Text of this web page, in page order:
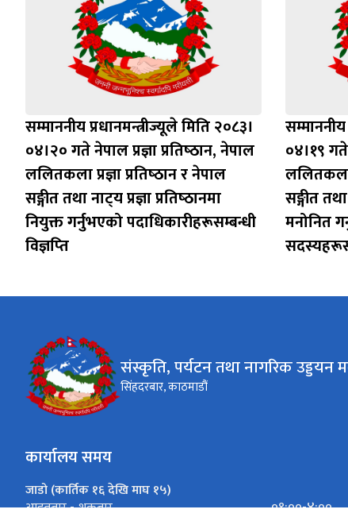
सम्माननीय प्रधानमन्त्रीज्यूले मिति २०८३।
०४।२० गते नेपाल प्रज्ञा प्रतिष्‍ठान, नेपाल
ललितकला प्रज्ञा प्रतिष्‍ठान र नेपाल
सङ्गीत तथा नाट्‍य प्रज्ञा प्रतिष्‍ठानमा
नियुक्त गर्नुभएको पदाधिकारीहरूसम्बन्धी
विज्ञप्‍ति
०४।१९ गते
ललितकला
सङ्गीत
मनोनित
संस्कृति, पर्यटन तथा नागरिक उड्डयन
सिंहदरबार, काठमाडौं
कार्यालय समय
जाडो (कार्तिक १६ देखि माघ १५)
आइतबार - शुक्रबार ०९:००-४:००